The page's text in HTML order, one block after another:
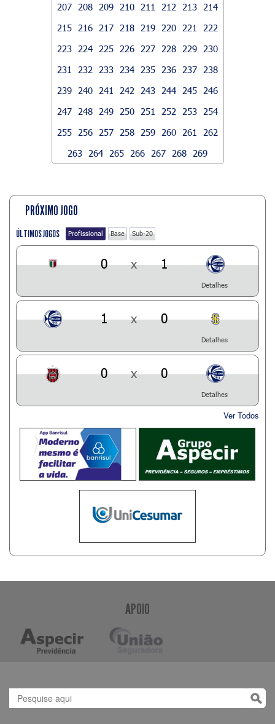
207
208 209 210 211 212 213
214
215
216 217 218 219 220 221
222
223
224 225 226 227 228 229
230
231
232 233 234 235 236 237
238
239
240 241 242 243 244 245
246
247
248 249 250 251 252 253
254
255
256 257 258 259 260 261
262
263
264 265 266 267 268 269
PRÓXIMO JOGO
ÚLTIMOS JOGOS Profissional Base Sub-20
0 x 1
Detalhes
1 x 0
Detalhes
0 x 0
Detalhes
Ver Todos
APOIO